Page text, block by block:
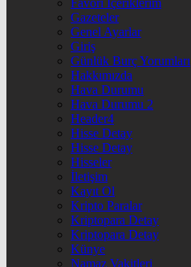
Favori İçeriklerim
Gazeteler
Genel Ayarlar
Giriş
Günlük Burç Yorumları
Hakkımızda
Hava Durumu
Hava Durumu 2
Header4
Hisse Detay
Hisse Detay
Hisseler
İletişim
Kayıt Ol
Kripto Paralar
Kriptopara Detay
Kriptopara Detay
Künye
Namaz Vakitleri